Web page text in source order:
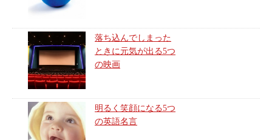
落ち込んでしまった
ときに元気が出る5つ
の映画
明るく笑顔になる5つ
の英語名言